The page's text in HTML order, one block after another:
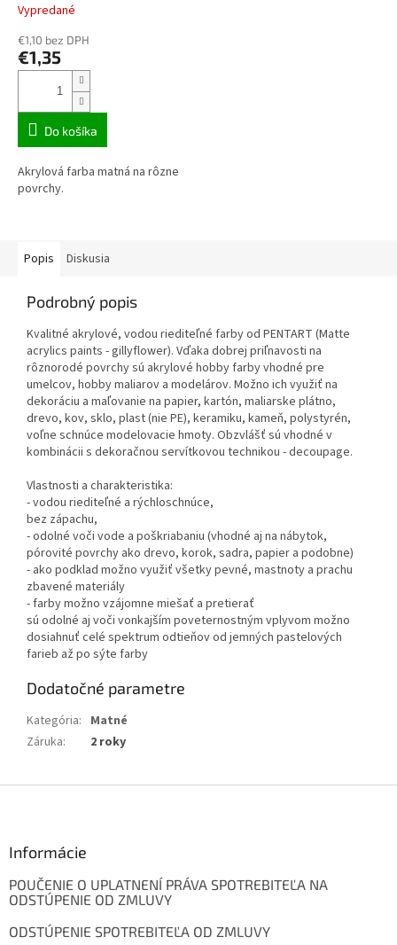
Vypredané
€1,10 bez DPH
€1,35
Do košíka
Akrylová farba matná na rôzne
povrchy.
Popis Diskusia
Podrobný popis
Kvalitné akrylové, vodou riediteľné farby od PENTART (Matte
acrylics paints - gillyflower). Vďaka dobrej priľnavosti na
rôznorodé povrchy sú akrylové hobby farby vhodné pre
umelcov, hobby maliarov a modelárov. Možno ich využiť na
dekoráciu a maľovanie na papier, kartón, maliarske plátno,
drevo, kov, sklo, plast (nie PE), keramiku, kameň, polystyrén,
voľne schnúce modelovacie hmoty. Obzvlášť sú vhodné v
kombinácii s dekoračnou servítkovou technikou - decoupage.
Vlastnosti a charakteristika:
- vodou riediteľné a rýchloschnúce,
bez zápachu,
- odolné voči vode a poškriabaniu (vhodné aj na nábytok,
pórovité povrchy ako drevo, korok, sadra, papier a podobne)
- ako podklad možno využiť všetky pevné, mastnoty a prachu
zbavené materiály
- farby možno vzájomne miešať a pretierať
sú odolné aj voči vonkajším poveternostným vplyvom možno
dosiahnuť celé spektrum odtieňov od jemných pastelových
farieb až po sýte farby
Dodatočné parametre
Kategória: Matné
Záruka: 2 roky
Informácie
POUČENIE O UPLATNENÍ PRÁVA SPOTREBITEĽA NA
ODSTÚPENIE OD ZMLUVY
ODSTÚPENIE SPOTREBITEĽA OD ZMLUVY